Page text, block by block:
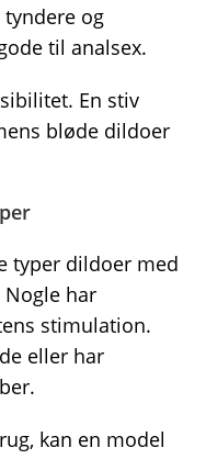
og
til analsex.
En stiv
bløde dildoer
typer dildoer med
har
stimulation.
eller har
kan en model